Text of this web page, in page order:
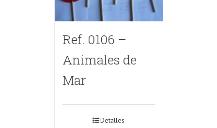
Ref. 0106 –
Animales de
Mar
Detalles